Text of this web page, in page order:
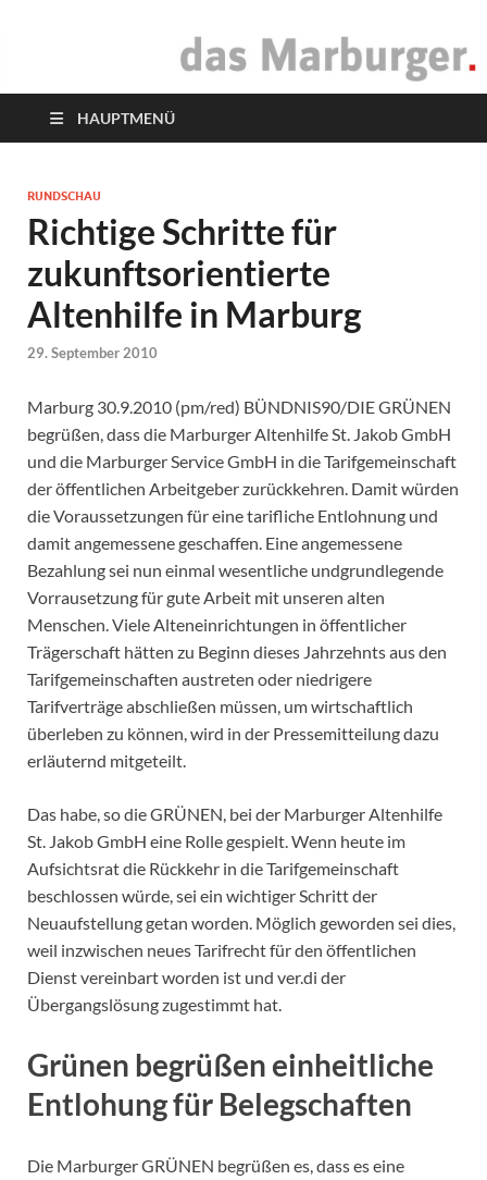
das Marburger.
HAUPTMENÜ
RUNDSCHAU
Richtige Schritte für
zukunftsorientierte
Altenhilfe in Marburg
29. September 2010
Marburg 30.9.2010 (pm/red) BÜNDNIS90/DIE GRÜNEN
begrüßen, dass die Marburger Altenhilfe St. Jakob GmbH
und die Marburger Service GmbH in die Tarifgemeinschaft
der öffentlichen Arbeitgeber zurückkehren. Damit würden
die Voraussetzungen für eine tarifliche Entlohnung und
damit angemessene geschaffen. Eine angemessene
Bezahlung sei nun einmal wesentliche undgrundlegende
Vorrausetzung für gute Arbeit mit unseren alten
Menschen. Viele Alteneinrichtungen in öffentlicher
Trägerschaft hätten zu Beginn dieses Jahrzehnts aus den
Tarifgemeinschaften austreten oder niedrigere
Tarifverträge abschließen müssen, um wirtschaftlich
überleben zu können, wird in der Pressemitteilung dazu
erläuternd mitgeteilt.
Das habe, so die GRÜNEN, bei der Marburger Altenhilfe
St. Jakob GmbH eine Rolle gespielt. Wenn heute im
Aufsichtsrat die Rückkehr in die Tarifgemeinschaft
beschlossen würde, sei ein wichtiger Schritt der
Neuaufstellung getan worden. Möglich geworden sei dies,
weil inzwischen neues Tarifrecht für den öffentlichen
Dienst vereinbart worden ist und ver.di der
Übergangslösung zugestimmt hat.
Grünen begrüßen einheitliche
Entlohung für Belegschaften
Die Marburger GRÜNEN begrüßen es, dass es eine